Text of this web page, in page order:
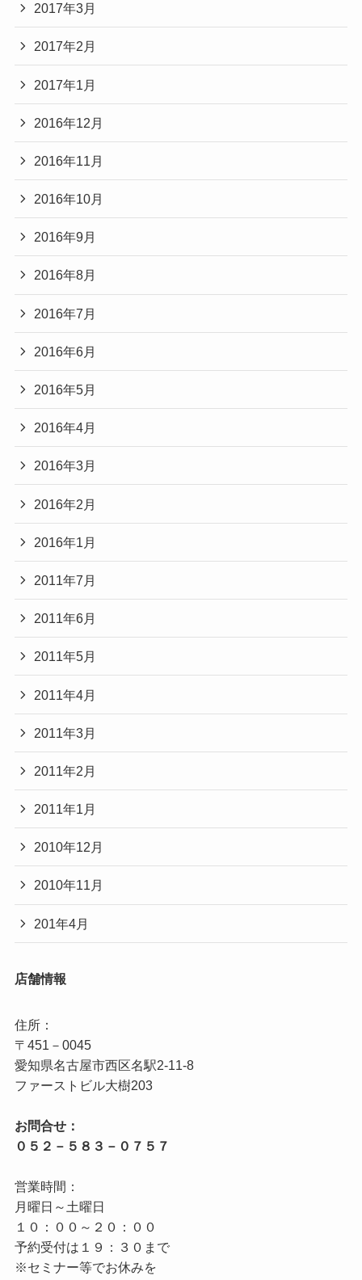
2017年3月
2017年2月
2017年1月
2016年12月
2016年11月
2016年10月
2016年9月
2016年8月
2016年7月
2016年6月
2016年5月
2016年4月
2016年3月
2016年2月
2016年1月
2011年7月
2011年6月
2011年5月
2011年4月
2011年3月
2011年2月
2011年1月
2010年12月
2010年11月
201年4月
店舗情報
住所：
〒451－0045
愛知県名古屋市西区名駅2‐11‐8
ファーストビル大樹203
お問合せ：
営業時間：
月曜日～土曜日
１０：００～２０：００
予約受付は１９：３０まで
※セミナー等でお休みを